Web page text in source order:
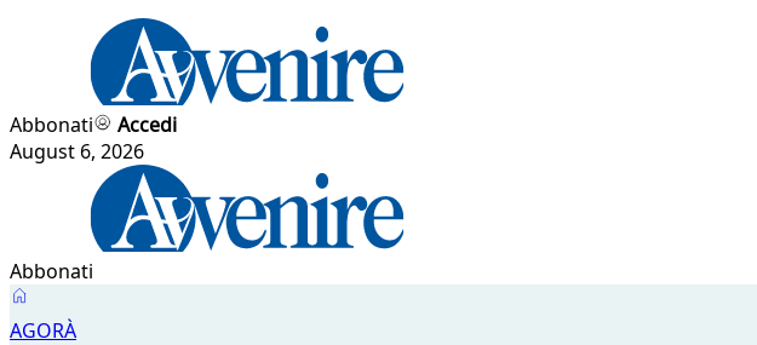
Abbonati
Accedi
August 6, 2026
Abbonati
AGORÀ